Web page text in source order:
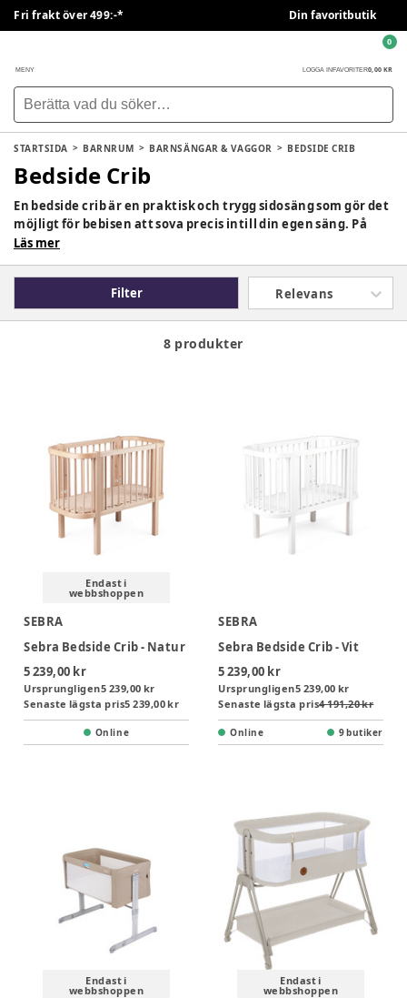
Fri frakt över 499:-* Din favoritbutik
MENY LOGGA IN FAVORITER0,00 KR
0
STARTSIDA BARNRUM BARNSÄNGAR & VAGGOR BEDSIDE CRIB
Bedside Crib
En bedside crib är en praktisk och trygg sidosäng som gör det
möjligt för bebisen att sova precis intill din egen säng. På
BabySam hittar du modeller med justerbara höjder,
både närhet och säkerhet vid nattens uppvak. Bedside cribs
passar för nyfödda som ju behöver extra trygghet och
föräldrar som vill underlätta amning eller matning och tröst
Läs mer
Filter Relevans
8 produkter
Endast i
webbshoppen
SEBRA
Sebra Bedside Crib - Natur
5 239,00 kr
Ursprungligen5 239,00 kr
Senaste lägsta pris5 239,00 kr
Online
SEBRA
Sebra Bedside Crib - Vit
5 239,00 kr
Ursprungligen5 239,00 kr
Senaste lägsta pris4 191,20 kr
Online 9 butiker
Endast i
webbshoppen
Endast i
webbshoppen